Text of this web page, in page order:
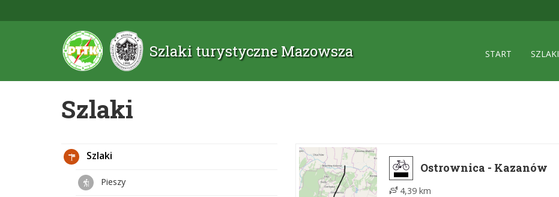
Szlaki turystyczne Mazowsza START SZLAKI
Szlaki
Ostrownica - Kazanów
4,39 km
Szlaki
Pieszy